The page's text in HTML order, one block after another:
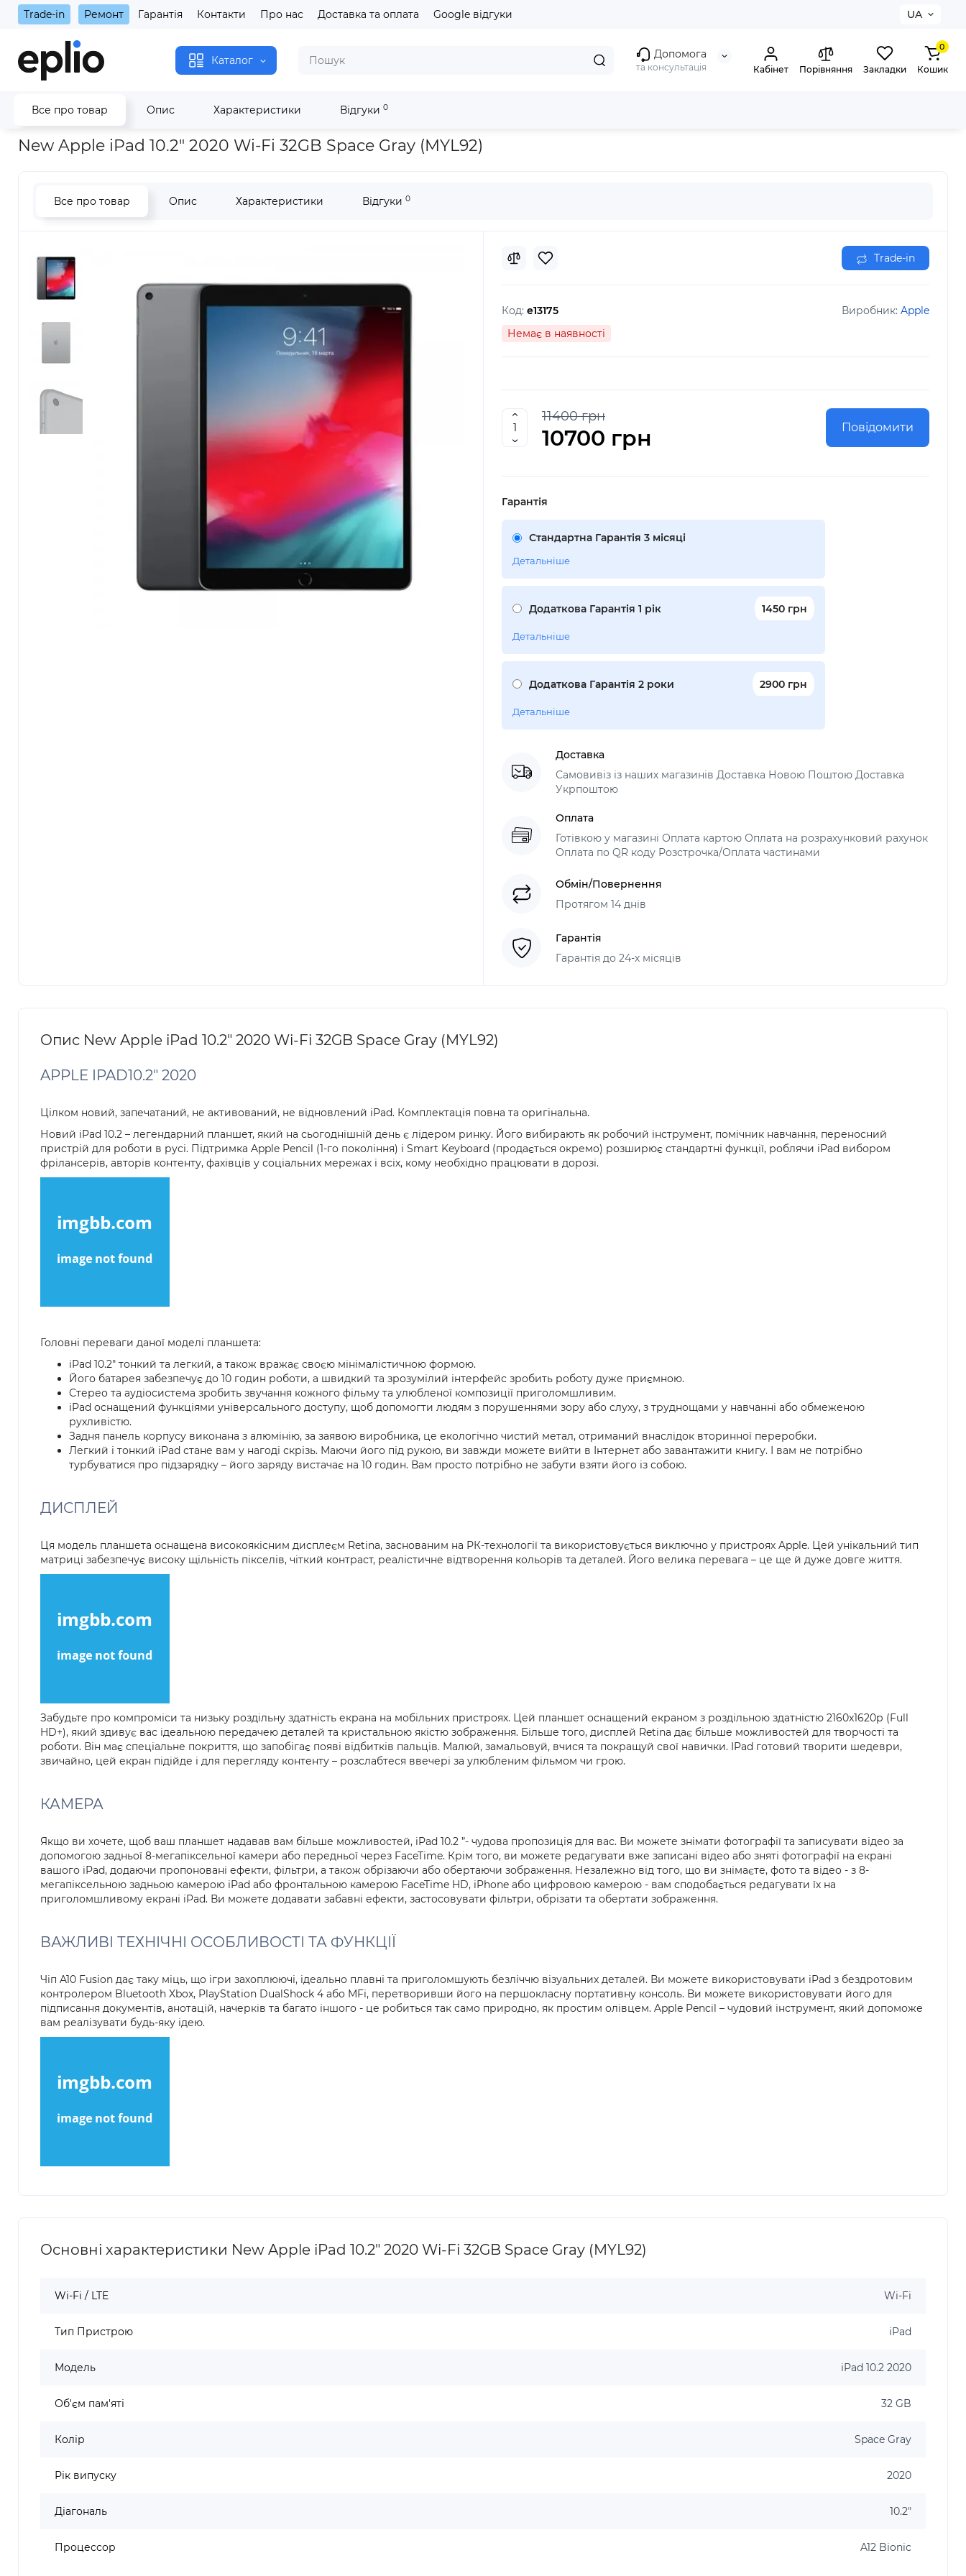
Trade-in Ремонт Гарантія Контакти Про нас Доставка та оплата Google відгуки UA
Каталог Допомога
та консультація Кабінет Порівняння Закладки
0
Кошик
Все про товар Опис Характеристики Відгуки 0
Головна iPad Apple iPad iPad 10.2" 2020 New Apple iPad 10.2" 2020 Wi-Fi 32GB Space Gray (MYL92)
New Apple iPad 10.2" 2020 Wi-Fi 32GB Space Gray (MYL92)
Все про товар Опис Характеристики Відгуки 0
Trade-in
Код: e13175 Виробник: Apple
Немає в наявності
11400 грн
10700 грн Повідомити
Гарантія
Стандартна Гарантія 3 місяці
Детальніше
Додаткова Гарантія 1 рік 1450 грн
Детальніше
Додаткова Гарантія 2 роки 2900 грн
Детальніше
Доставка
Самовивіз із наших магазинів Доставка Новою Поштою Доставка
Укрпоштою
Оплата
Готівкою у магазині Оплата картою Оплата на розрахунковий рахунок
Оплата по QR коду Розстрочка/Оплата частинами
Обмін/Повернення
Протягом 14 днів
Гарантія
Гарантія до 24-х місяців
Опис New Apple iPad 10.2" 2020 Wi-Fi 32GB Space Gray (MYL92)
APPLE IPAD10.2" 2020
Цілком новий, запечатаний, не активований, не відновлений iPad. Комплектація повна та оригінальна.
Новий iPad 10.2 – легендарний планшет, який на сьогоднішній день є лідером ринку. Його вибирають як робочий інструмент, помічник навчання, переносний
пристрій для роботи в русі. Підтримка Apple Pencil (1-го покоління) і Smart Keyboard (продається окремо) розширює стандартні функції, роблячи iPad вибором
фрілансерів, авторів контенту, фахівців у соціальних мережах і всіх, кому необхідно працювати в дорозі.
Головні переваги даної моделі планшета:
iPad 10.2" тонкий та легкий, а також вражає своєю мінімалістичною формою.
Його батарея забезпечує до 10 годин роботи, а швидкий та зрозумілий інтерфейс зробить роботу дуже приємною.
Стерео та аудіосистема зробить звучання кожного фільму та улюбленої композиції приголомшливим.
iPad оснащений функціями універсального доступу, щоб допомогти людям з порушеннями зору або слуху, з труднощами у навчанні або обмеженою
рухливістю.
Задня панель корпусу виконана з алюмінію, за заявою виробника, це екологічно чистий метал, отриманий внаслідок вторинної переробки.
Легкий і тонкий iPad стане вам у нагоді скрізь. Маючи його під рукою, ви завжди можете вийти в Інтернет або завантажити книгу. І вам не потрібно
турбуватися про підзарядку – його заряду вистачає на 10 годин. Вам просто потрібно не забути взяти його із собою.
ДИСПЛЕЙ
Ця модель планшета оснащена високоякісним дисплеєм Retina, заснованим на РК-технології та використовується виключно у пристроях Apple. Цей унікальний тип
матриці забезпечує високу щільність пікселів, чіткий контраст, реалістичне відтворення кольорів та деталей. Його велика перевага – це ще й дуже довге життя.
Забудьте про компроміси та низьку роздільну здатність екрана на мобільних пристроях. Цей планшет оснащений екраном з роздільною здатністю 2160x1620р (Full
HD+), який здивує вас ідеальною передачею деталей та кристальною якістю зображення. Більше того, дисплей Retina дає більше можливостей для творчості та
роботи. Він має спеціальне покриття, що запобігає появі відбитків пальців. Малюй, замальовуй, вчися та покращуй свої навички. IPad готовий творити шедеври,
звичайно, цей екран підійде і для перегляду контенту – розслабтеся ввечері за улюбленим фільмом чи грою.
КАМЕРА
Якщо ви хочете, щоб ваш планшет надавав вам більше можливостей, iPad 10.2 ”- чудова пропозиція для вас. Ви можете знімати фотографії та записувати відео за
допомогою задньої 8-мегапіксельної камери або передньої через FaceTime. Крім того, ви можете редагувати вже записані відео або зняті фотографії на екрані
вашого iPad, додаючи пропоновані ефекти, фільтри, а також обрізаючи або обертаючи зображення. Незалежно від того, що ви знімаєте, фото та відео - з 8-
мегапіксельною задньою камерою iPad або фронтальною камерою FaceTime HD, iPhone або цифровою камерою - вам сподобається редагувати їх на
приголомшливому екрані iPad. Ви можете додавати забавні ефекти, застосовувати фільтри, обрізати та обертати зображення.
ВАЖЛИВІ ТЕХНІЧНІ ОСОБЛИВОСТІ ТА ФУНКЦІЇ
Чіп A10 Fusion дає таку міць, що ігри захоплюючі, ідеально плавні та приголомшують безліччю візуальних деталей. Ви можете використовувати iPad з бездротовим
контролером Bluetooth Xbox, PlayStation DualShock 4 або MFi, перетворивши його на першокласну портативну консоль. Ви можете використовувати його для
підписання документів, анотацій, начерків та багато іншого - це робиться так само природно, як простим олівцем. Apple Pencil – чудовий інструмент, який допоможе
вам реалізувати будь-яку ідею.
Основні характеристики New Apple iPad 10.2" 2020 Wi-Fi 32GB Space Gray (MYL92)
Wi-Fi / LTE Wi-Fi
Тип Пристрою iPad
Модель iPad 10.2 2020
Об'єм пам'яті 32 GB
Колір Space Gray
Рік випуску 2020
Діагональ 10.2"
Процессор A12 Bionic